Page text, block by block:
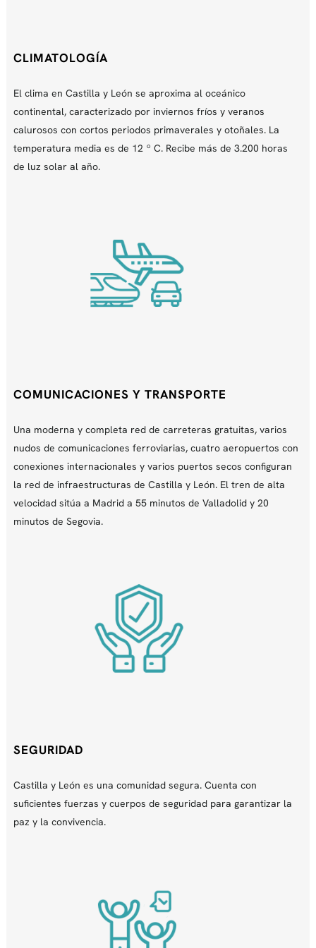
CLIMATOLOGÍA
El clima en Castilla y León se aproxima al oceánico
continental, caracterizado por inviernos fríos y veranos
calurosos con cortos periodos primaverales y otoñales. La
temperatura media es de 12 º C. Recibe más de 3.200 horas
de luz solar al año.
COMUNICACIONES Y TRANSPORTE
Una moderna y completa red de carreteras gratuitas, varios
nudos de comunicaciones ferroviarias, cuatro aeropuertos con
conexiones internacionales y varios puertos secos configuran
la red de infraestructuras de Castilla y León. El tren de alta
velocidad sitúa a Madrid a 55 minutos de Valladolid y 20
minutos de Segovia.
SEGURIDAD
Castilla y León es una comunidad segura. Cuenta con
suficientes fuerzas y cuerpos de seguridad para garantizar la
paz y la convivencia.